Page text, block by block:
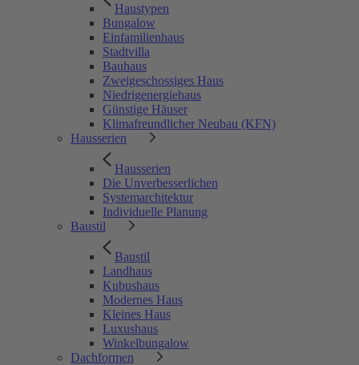
Haustypen
Bungalow
Einfamilienhaus
Stadtvilla
Bauhaus
Zweigeschossiges Haus
Niedrigenergiehaus
Günstige Häuser
Klimafreundlicher Neubau (KFN)
Hausserien
Hausserien
Die Unverbesserlichen
Systemarchitektur
Individuelle Planung
Baustil
Baustil
Landhaus
Kubushaus
Modernes Haus
Kleines Haus
Luxushaus
Winkelbungalow
Dachformen